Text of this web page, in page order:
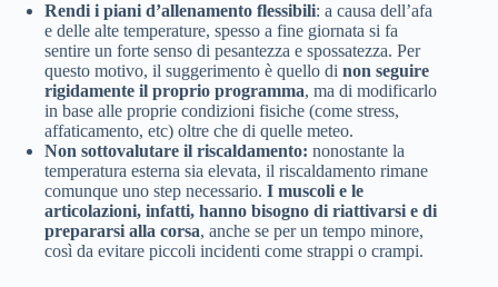
Rendi i piani d’allenamento flessibili: a causa dell’afa
e delle alte temperature, spesso a fine giornata si fa
sentire un forte senso di pesantezza e spossatezza. Per
questo motivo, il suggerimento è quello di non seguire
rigidamente il proprio programma, ma di modificarlo
in base alle proprie condizioni fisiche (come stress,
affaticamento, etc) oltre che di quelle meteo.
Non sottovalutare il riscaldamento: nonostante la
temperatura esterna sia elevata, il riscaldamento rimane
comunque uno step necessario. I muscoli e le
articolazioni, infatti, hanno bisogno di riattivarsi e di
prepararsi alla corsa, anche se per un tempo minore,
così da evitare piccoli incidenti come strappi o crampi.